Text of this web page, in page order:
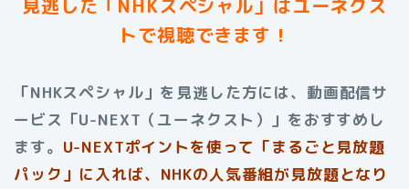
見逃した「NHKスペシャル」はユーネクス
トで視聴できます！
「NHKスペシャル」を見逃した方には、動画配信サ
ービス「U-NEXT（ユーネクスト）」をおすすめし
ます。 U-NEXTポイントを使って「まるごと見放題
パック」に入れば、NHKの人気番組が見放題となり